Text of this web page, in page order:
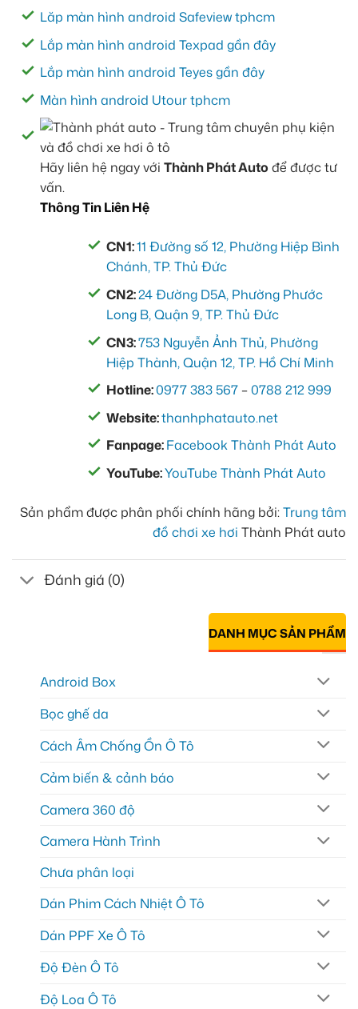
Lăp màn hình android Safeview tphcm
Lắp màn hình android Texpad gần đây
Lắp màn hình android Teyes gần đây
Màn hình android Utour tphcm
Hãy liên hệ ngay với Thành Phát Auto để được tư
vấn.
Thông Tin Liên Hệ
CN1:11 Đường số 12, Phường Hiệp Bình
Chánh, TP. Thủ Đức
CN2:24 Đường D5A, Phường Phước
Long B, Quận 9, TP. Thủ Đức
CN3:753 Nguyễn Ảnh Thủ, Phường
Hiệp Thành, Quận 12, TP. Hồ Chí Minh
Hotline:0977 383 567 –0788 212 999
Website:thanhphatauto.net
Fanpage:Facebook Thành Phát Auto
YouTube:YouTube Thành Phát Auto
Sản phẩm được phân phối chính hãng bởi:Trung tâm
đồ chơi xe hơi Thành Phát auto
Đánh giá (0)
DANH MỤC SẢN PHẨM
Android Box
Bọc ghế da
Cách Âm Chống Ồn Ô Tô
Cảm biến & cảnh báo
Camera 360 độ
Camera Hành Trình
Chưa phân loại
Dán Phim Cách Nhiệt Ô Tô
Dán PPF Xe Ô Tô
Độ Đèn Ô Tô
Độ Loa Ô Tô